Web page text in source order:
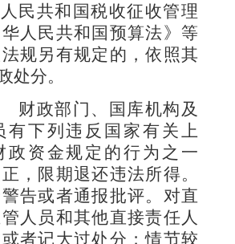
人民共和国税收征收管理
人民共和国预算法》等
规另有规定的，依照其
处分。
财政部门、国库机构及
有下列违反国家有关上
政资金规定的行为之一
，限期退还违法所得。
告或者通报批评。对直
人员和其他直接责任人
者记大过处分；情节较